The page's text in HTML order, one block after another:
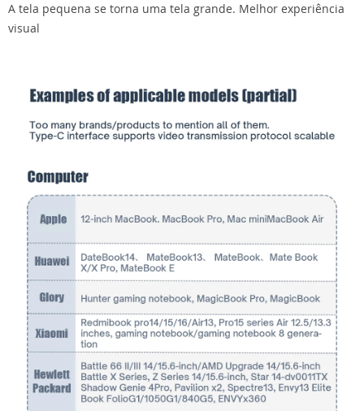
A tela pequena se torna uma tela grande. Melhor experiência
visual